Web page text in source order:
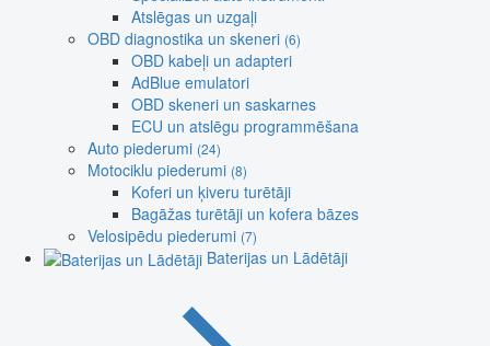
Atslēgas un uzgaļi
OBD diagnostika un skeneri (6)
OBD kabeļi un adapteri
AdBlue emulatori
OBD skeneri un saskarnes
ECU un atslēgu programmēšana
Auto piederumi (24)
Motociklu piederumi (8)
Koferi un ķiveru turētāji
Bagāžas turētāji un kofera bāzes
Velosipēdu piederumi (7)
Baterijas un Lādētāji